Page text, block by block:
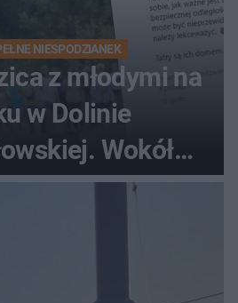
NIESPODZIANEK
z młodymi na
w Dolinie
Wokół